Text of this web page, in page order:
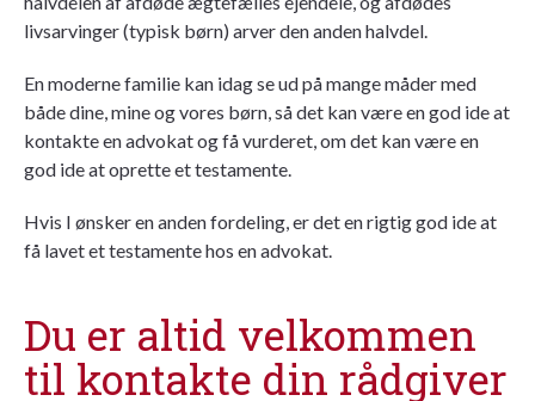
livsarvinger (typisk børn) arver den anden halvdel.
En moderne familie kan idag se ud på mange måder med
både dine, mine og vores børn, så det kan være en god ide at
kontakte en advokat og få vurderet, om det kan være en
god ide at oprette et testamente.
Hvis I ønsker en anden fordeling, er det en rigtig god ide at
få lavet et testamente hos en advokat.
Du er altid velkommen
til kontakte din rådgiver